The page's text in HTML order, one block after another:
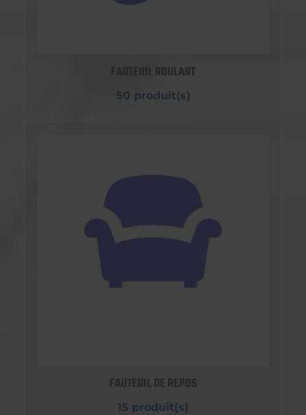
FAUTEUIL ROULANT
50 produit(s)
FAUTEUIL DE REPOS
15 produit(s)